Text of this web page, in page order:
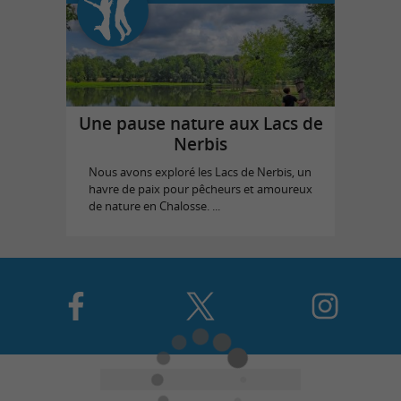
Une pause nature aux Lacs de
Nerbis
Nous avons exploré les Lacs de Nerbis, un
havre de paix pour pêcheurs et amoureux
de nature en Chalosse. ...